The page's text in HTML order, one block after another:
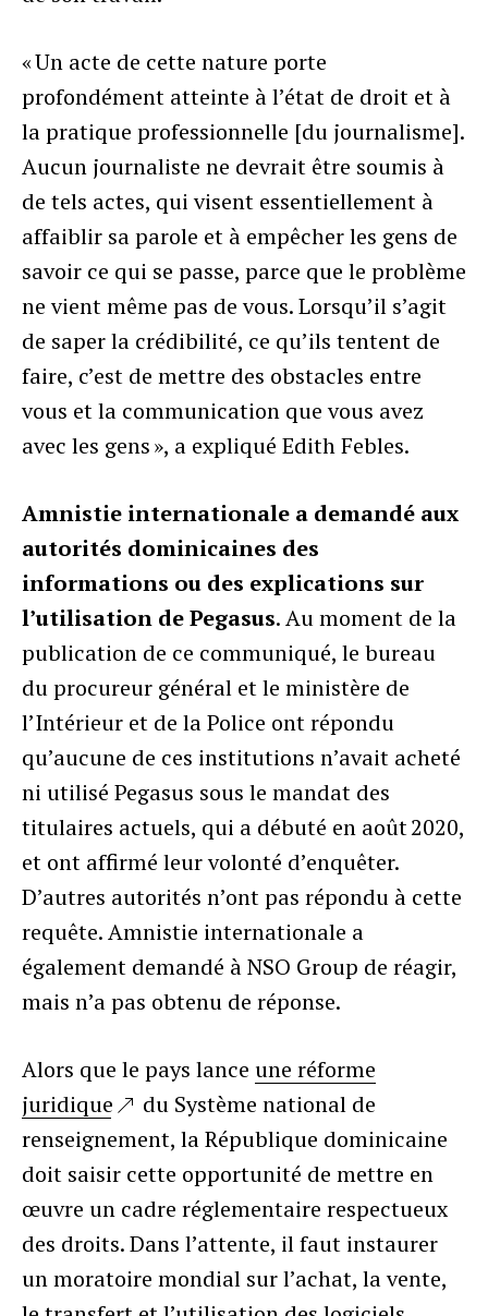
« Un acte de cette nature porte
profondément atteinte à l’état de droit et à
la pratique professionnelle [du journalisme].
Aucun journaliste ne devrait être soumis à
de tels actes, qui visent essentiellement à
affaiblir sa parole et à empêcher les gens de
savoir ce qui se passe, parce que le problème
ne vient même pas de vous. Lorsqu’il s’agit
de saper la crédibilité, ce qu’ils tentent de
faire, c’est de mettre des obstacles entre
vous et la communication que vous avez
avec les gens », a expliqué Edith Febles.
Amnistie internationale a demandé aux
autorités dominicaines des
informations ou des explications sur
l’utilisation de Pegasus. Au moment de la
publication de ce communiqué, le bureau
du procureur général et le ministère de
l’Intérieur et de la Police ont répondu
qu’aucune de ces institutions n’avait acheté
ni utilisé Pegasus sous le mandat des
titulaires actuels, qui a débuté en août 2020,
et ont affirmé leur volonté d’enquêter.
D’autres autorités n’ont pas répondu à cette
requête. Amnistie internationale a
également demandé à NSO Group de réagir,
mais n’a pas obtenu de réponse.
Alors que le pays lance une réforme
juridique
du Système national de
renseignement, la République dominicaine
doit saisir cette opportunité de mettre en
œuvre un cadre réglementaire respectueux
des droits. Dans l’attente, il faut instaurer
un moratoire mondial sur l’achat, la vente,